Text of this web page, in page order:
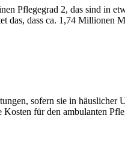
Pflegegrad 2, das sind in
dass ca. 1,74 Millionen
sofern sie in
für den ambulanten